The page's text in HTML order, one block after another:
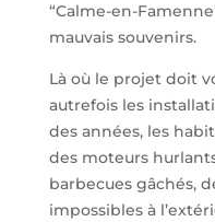
“Calme-en-
mauvais souvenirs.
Là où le projet doit
autrefois les
des années, les
des moteurs
barbecues gâchés,
impossibles à